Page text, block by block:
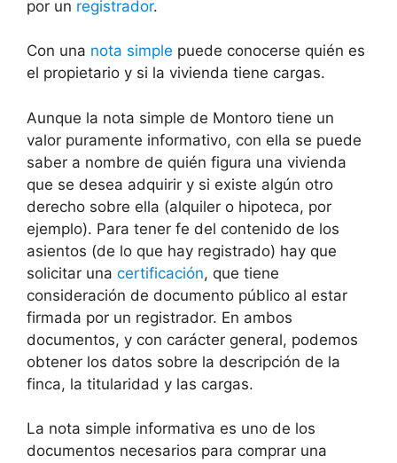
por un registrador.
Con una nota simple puede conocerse quién es
el propietario y si la vivienda tiene cargas.
Aunque la nota simple de Montoro tiene un
valor puramente informativo, con ella se puede
saber a nombre de quién figura una vivienda
que se desea adquirir y si existe algún otro
derecho sobre ella (alquiler o hipoteca, por
ejemplo). Para tener fe del contenido de los
asientos (de lo que hay registrado) hay que
solicitar una certificación, que tiene
consideración de documento público al estar
firmada por un registrador. En ambos
documentos, y con carácter general, podemos
obtener los datos sobre la descripción de la
finca, la titularidad y las cargas.
La nota simple informativa es uno de los
documentos necesarios para comprar una